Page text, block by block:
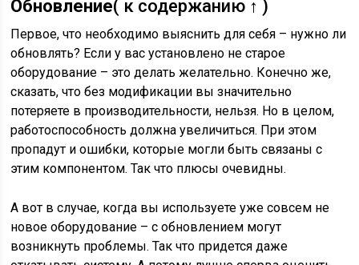
Обновление( к содержанию ↑ )
Первое, что необходимо выяснить для себя – нужно ли
обновлять? Если у вас установлено не старое
оборудование – это делать желательно. Конечно же,
сказать, что без модификации вы значительно
потеряете в производительности, нельзя. Но в целом,
работоспособность должна увеличиться. При этом
пропадут и ошибки, которые могли быть связаны с
этим компонентом. Так что плюсы очевидны.
А вот в случае, когда вы используете уже совсем не
новое оборудование – с обновлением могут
возникнуть проблемы. Так что придется даже